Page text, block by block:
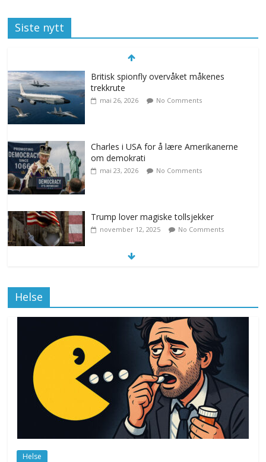
Siste nytt
Britisk spionfly overvåket måkenes
trekkrute
mai 26, 2026 No Comments
Charles i USA for å lære Amerikanerne
om demokrati
mai 23, 2026 No Comments
Trump lover magiske tollsjekker
november 12, 2025 No Comments
Drone stopper flytrafikken i Stockholm,
ekspert mistenker MDG
november 6, 2025 No Comments
Norge innfører nullvisjon for nedbør
juni 23, 2026 No Comments
Helse
Helse